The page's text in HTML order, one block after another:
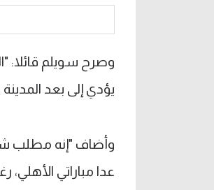
وصرح سويلم
يؤدي إلى بعد
وأضاف "إنه مطلب
عدا مباراتي